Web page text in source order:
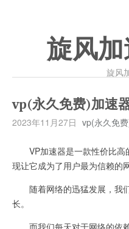
旋风加
旋风
vp(永久免费)加速
2023年11月27日 vp(永久免
VP加速器是一款性价比高
现让它成为了用户最为信赖的
随着网络的迅猛发展，我
长。
而我们每天对于网络的依赖